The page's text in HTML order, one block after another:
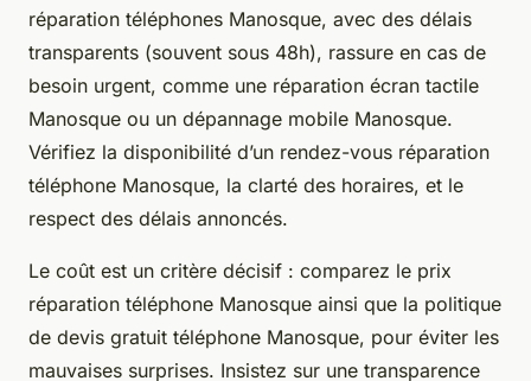
réparation téléphones Manosque, avec des délais
transparents (souvent sous 48h), rassure en cas de
besoin urgent, comme une réparation écran tactile
Manosque ou un dépannage mobile Manosque.
Vérifiez la disponibilité d’un rendez-vous réparation
téléphone Manosque, la clarté des horaires, et le
respect des délais annoncés.
Le coût est un critère décisif : comparez le prix
réparation téléphone Manosque ainsi que la politique
de devis gratuit téléphone Manosque, pour éviter les
mauvaises surprises. Insistez sur une transparence